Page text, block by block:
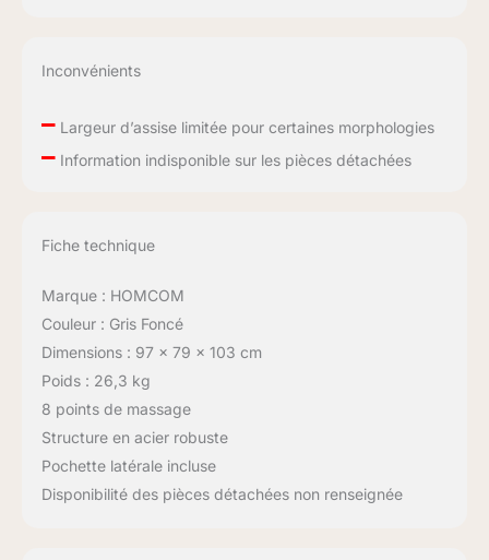
Inconvénients
–Largeur d’assise limitée pour certaines morphologies
–Information indisponible sur les pièces détachées
Fiche technique
Marque : HOMCOM
Couleur : Gris Foncé
Dimensions : 97 x 79 x 103 cm
Poids : 26,3 kg
8 points de massage
Structure en acier robuste
Pochette latérale incluse
Disponibilité des pièces détachées non renseignée